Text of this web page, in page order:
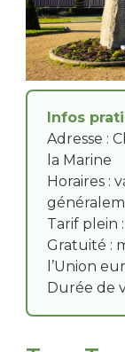
Infos
Adresse :
la Marine
Horaires :
Tarif plein
Gratuité :
l’Union
Durée de